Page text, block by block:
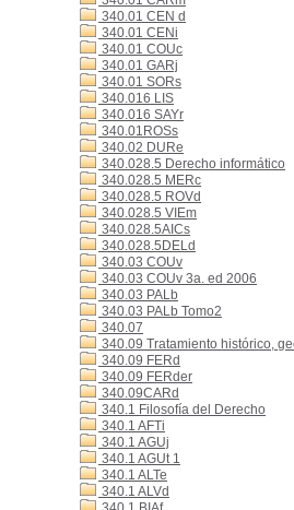
340.01 CEN d
340.01 CENi
340.01 COUc
340.01 GARj
340.01 SORs
340.016 LIS
340.016 SAYr
340.01ROSs
340.02 DURe
340.028.5 Derecho informático
340.028.5 MERc
340.028.5 ROVd
340.028.5 VIEm
340.028.5AICs
340.028.5DELd
340.03 COUv
340.03 COUv 3a. ed 2006
340.03 PALb
340.03 PALb Tomo2
340.07
340.09 Tratamiento histórico,
340.09 FERd
340.09 FERder
340.09CARd
340.1 Filosofía del Derecho
340.1 AFTi
340.1 AGUj
340.1 AGUt 1
340.1 ALTe
340.1 ALVd